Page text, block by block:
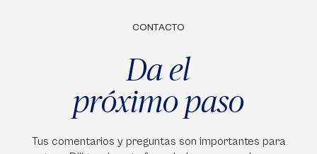
CONTACTO
Da el
próximo paso
Tus comentarios y preguntas son importantes para